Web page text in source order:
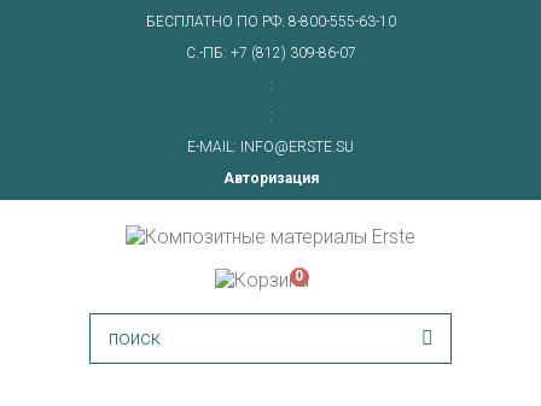
БЕСПЛАТНО ПО РФ: 8-800-555-63-10
С.-ПБ: +7 (812) 309-86-07
:
:
E-MAIL:
INFO@ERSTE.SU
Авторизация
0